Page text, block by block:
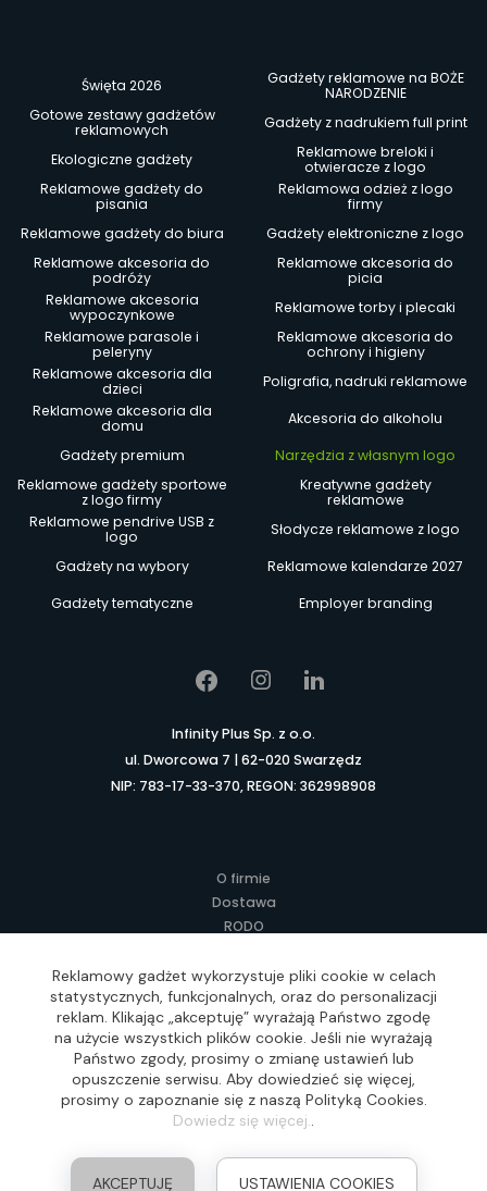
Święta 2026
Gadżety reklamowe na BOŻE
NARODZENIE
Gotowe zestawy gadżetów
reklamowych
Gadżety z nadrukiem full print
Ekologiczne gadżety
Reklamowe breloki i
otwieracze z logo
Reklamowe gadżety do
pisania
Reklamowa odzież z logo
firmy
Reklamowe gadżety do biura
Gadżety elektroniczne z logo
Reklamowe akcesoria do
podróży
Reklamowe akcesoria do
picia
Reklamowe akcesoria
wypoczynkowe
Reklamowe torby i plecaki
Reklamowe parasole i
peleryny
Reklamowe akcesoria do
ochrony i higieny
Reklamowe akcesoria dla
dzieci
Poligrafia, nadruki reklamowe
Reklamowe akcesoria dla
domu
Akcesoria do alkoholu
Gadżety premium
Narzędzia z własnym logo
Reklamowe gadżety sportowe
z logo firmy
Kreatywne gadżety
reklamowe
Reklamowe pendrive USB z
logo
Słodycze reklamowe z logo
Gadżety na wybory
Reklamowe kalendarze 2027
Gadżety tematyczne
Employer branding
Infinity Plus Sp. z o.o.
ul. Dworcowa 7 | 62-020 Swarzędz
NIP: 783-17-33-370, REGON: 362998908
O firmie
Dostawa
RODO
Regulamin
Lokalne Gadżety Reklamowe
Jak zamawiać?
Słownik pojęć
FAQ
Realizacja: Idea4Me.pl, Wszelkie prawa zastrzeżone
Reklamowy gadżet wykorzystuje pliki cookie w celach
statystycznych, funkcjonalnych, oraz do personalizacji
reklam. Klikając „akceptuję” wyrażają Państwo zgodę
na użycie wszystkich plików cookie. Jeśli nie wyrażają
Państwo zgody, prosimy o zmianę ustawień lub
opuszczenie serwisu. Aby dowiedzieć się więcej,
prosimy o zapoznanie się z naszą Polityką Cookies.
Dowiedz się więcej..
AKCEPTUJĘ USTAWIENIA COOKIES